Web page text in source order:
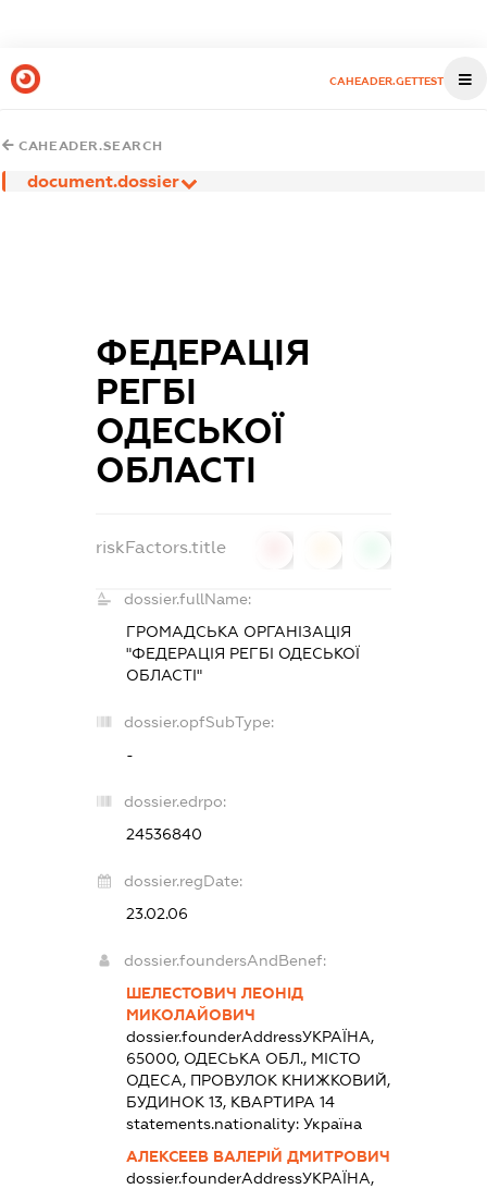
CAHEADER.GETTEST
CAHEADER.SEARCH
document.dossier
ФЕДЕРАЦІЯ
РЕГБІ
ОДЕСЬКОЇ
ОБЛАСТІ
riskFactors.title
dossier.fullName:
ГРОМАДСЬКА ОРГАНІЗАЦІЯ
"ФЕДЕРАЦІЯ РЕГБІ ОДЕСЬКОЇ
ОБЛАСТІ"
dossier.opfSubType:
-
dossier.edrpo:
24536840
dossier.regDate:
23.02.06
dossier.foundersAndBenef:
ШЕЛЕСТОВИЧ ЛЕОНІД
МИКОЛАЙОВИЧ
dossier.founderAddressУКРАЇНА,
65000, ОДЕСЬКА ОБЛ., МІСТО
ОДЕСА, ПРОВУЛОК КНИЖКОВИЙ,
БУДИНОК 13, КВАРТИРА 14
statements.nationality:Україна
АЛЕКСЕЕВ ВАЛЕРІЙ ДМИТРОВИЧ
dossier.founderAddressУКРАЇНА,